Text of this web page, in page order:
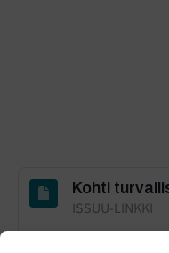
Kohti
ISSUU-LINKKI